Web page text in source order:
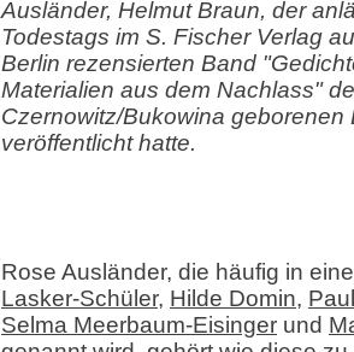
Ausländer, Helmut Braun, der
Todestags im S. Fischer Verlag
Berlin rezensierten Band
Materialien aus dem Nachlass"
Czernowitz/Bukowina geborenen
veröffentlicht hatte.
Rose Ausländer, die häufig in
Lasker-Schüler, Hilde Domin,
Selma Meerbaum-Eisinger und